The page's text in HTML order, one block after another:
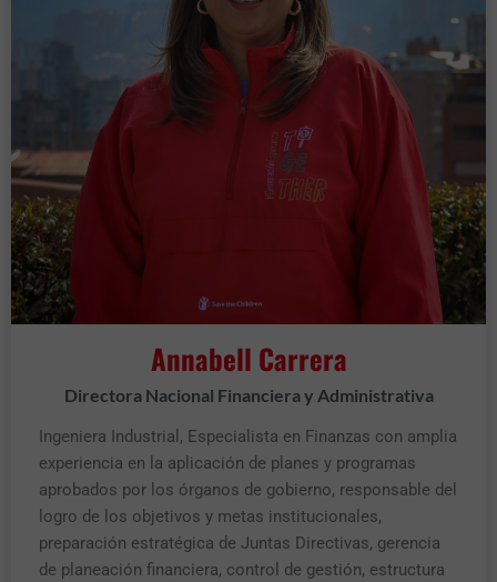
Annabell Carrera
Directora Nacional Financiera y Administrativa
Ingeniera Industrial, Especialista en Finanzas con amplia
experiencia en la aplicación de planes y programas
aprobados por los órganos de gobierno, responsable del
logro de los objetivos y metas institucionales,
preparación estratégica de Juntas Directivas, gerencia
de planeación financiera, control de gestión, estructura